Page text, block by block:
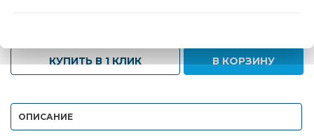
КУПИТЬ В 1 КЛИК В КОРЗИНУ
ОПИСАНИЕ